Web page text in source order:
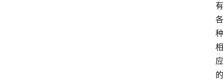
有
各
种
相
应
的